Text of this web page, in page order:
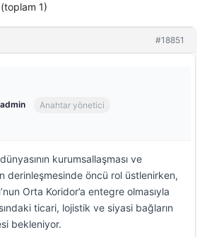
1)
#18851
admin Anahtar yönetici
kurumsallaşması ve
derinleşmesinde öncü rol üstlenirken,
Orta Koridor’a entegre olmasıyla
ticari, lojistik ve siyasi bağların
bekleniyor.